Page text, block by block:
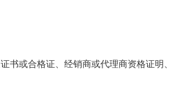
书或合格证、经销商或代理商资格证明